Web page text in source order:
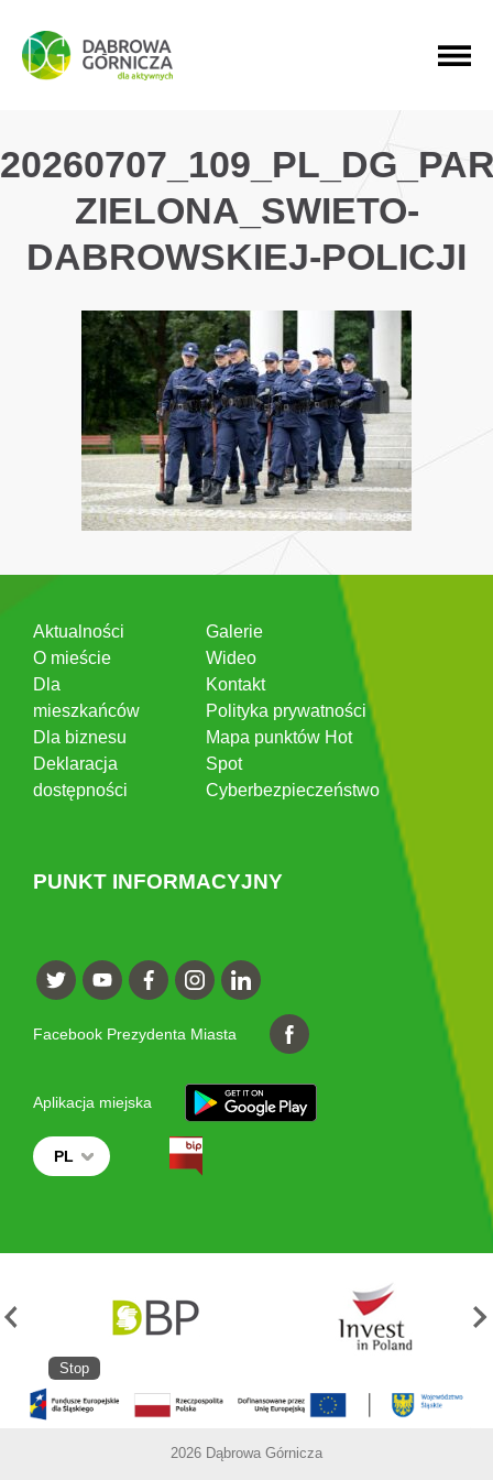
PRZEJDŹ DO MENU GŁÓWNEGO
PRZEJDŹ DO WYSZUKIWARKI
PRZEJDŹ DO TREŚCI
ZIELONA_SWIETO-
DABROWSKIEJ-POLICJI
Aktualności
O mieście
Dla
mieszkańców
Dla biznesu
Deklaracja
dostępności
Galerie
Wideo
Kontakt
Polityka prywatności
Mapa punktów Hot
Spot
Cyberbezpieczeństwo
PUNKT INFORMACYJNY
Facebook Prezydenta Miasta
Aplikacja miejska
PL
Stop
2026 Dąbrowa Górnicza